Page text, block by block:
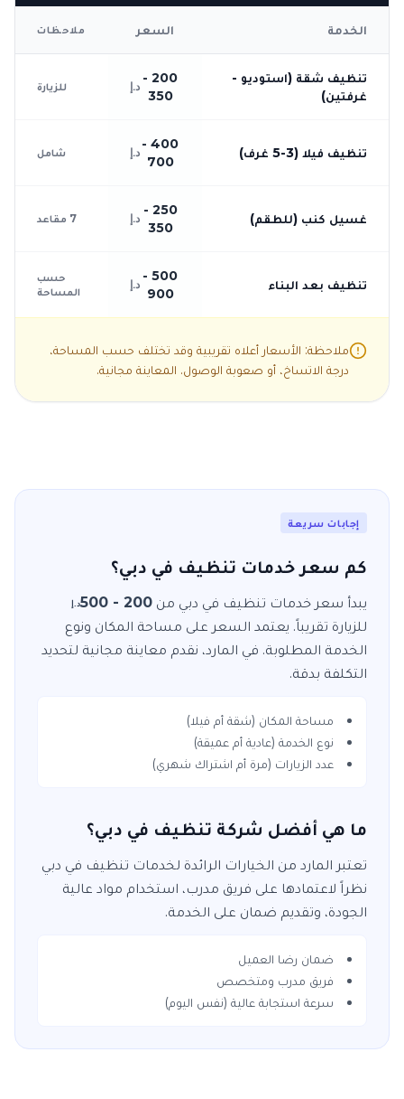
الخدمة السعر ملاحظات
تنظيف شقة (استوديو -
غرفتين)
200 -
350
د.إ للزيارة
تنظيف فيلا (3-5 غرف)
400 -
700
د.إ شامل
غسيل كنب (للطقم)
250 -
350
د.إ 7 مقاعد
تنظيف بعد البناء
500 -
900
د.إ
حسب
المساحة
ملاحظة: الأسعار أعلاه تقريبية وقد تختلف حسب المساحة،
درجة الاتساخ، أو صعوبة الوصول. المعاينة مجانية.
إجابات سريعة
كم سعر خدمات تنظيف في دبي؟
يبدأ سعر خدمات تنظيف في دبي من 200 - 500 د.إ
للزيارة تقريباً. يعتمد السعر على مساحة المكان ونوع
الخدمة المطلوبة. في المارد، نقدم معاينة مجانية لتحديد
التكلفة بدقة.
مساحة المكان (شقة أم فيلا)
نوع الخدمة (عادية أم عميقة)
عدد الزيارات (مرة أم اشتراك شهري)
ما هي أفضل شركة تنظيف في دبي؟
تعتبر المارد من الخيارات الرائدة لخدمات تنظيف في دبي
نظراً لاعتمادها على فريق مدرب، استخدام مواد عالية
الجودة، وتقديم ضمان على الخدمة.
ضمان رضا العميل
فريق مدرب ومتخصص
سرعة استجابة عالية (نفس اليوم)